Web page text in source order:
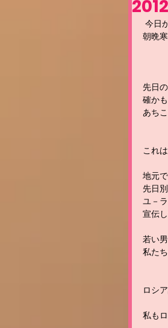
今日
朝晩
先日
確か
あち
これ
地元
先日
ユ－
宣伝
若い
私た
ロシ
私も